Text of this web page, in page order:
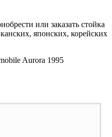
или заказать стойка
японских, корейских
Aurora 1995